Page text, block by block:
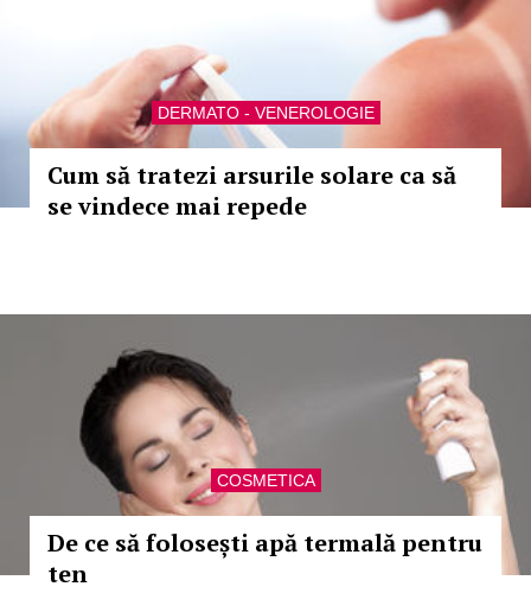
DERMATO - VENEROLOGIE
Cum să tratezi arsurile solare ca să
se vindece mai repede
COSMETICA
De ce să folosești apă termală pentru
ten